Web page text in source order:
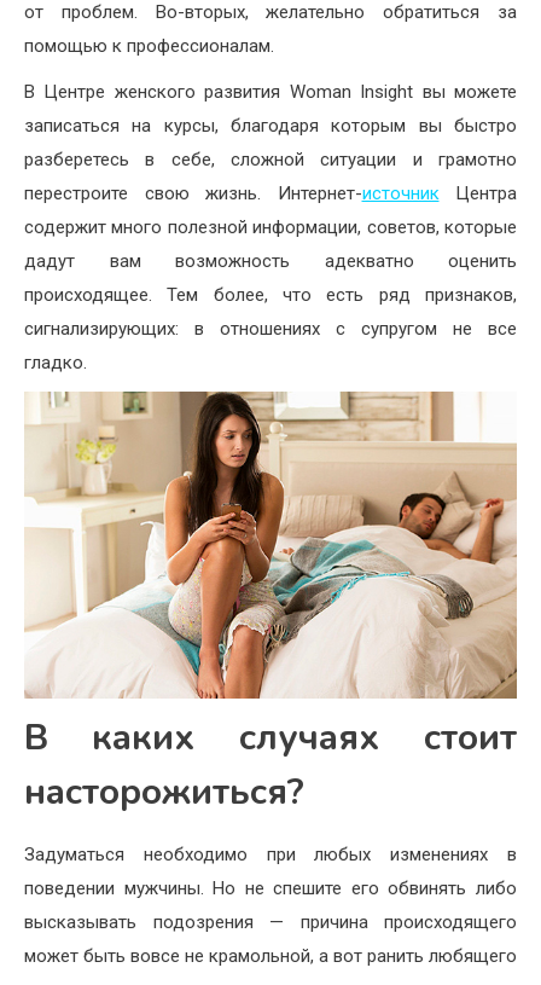
от проблем. Во-вторых, желательно обратиться за
помощью к профессионалам.
В Центре женского развития Woman Insight вы можете
записаться на курсы, благодаря которым вы быстро
разберетесь в себе, сложной ситуации и грамотно
перестроите свою жизнь. Интернет-источникЦентра
содержит много полезной информации, советов, которые
дадут вам возможность адекватно оценить
происходящее. Тем более, что есть ряд признаков,
сигнализирующих: в отношениях с супругом не все
гладко.
В каких случаях стоит
насторожиться?
Задуматься необходимо при любых изменениях в
поведении мужчины. Но не спешите его обвинять либо
высказывать подозрения — причина происходящего
может быть вовсе не крамольной, а вот ранить любящего